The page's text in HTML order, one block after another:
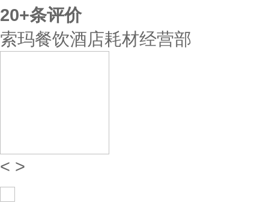
20+条评价
索玛餐饮酒店耗材经营部
< >